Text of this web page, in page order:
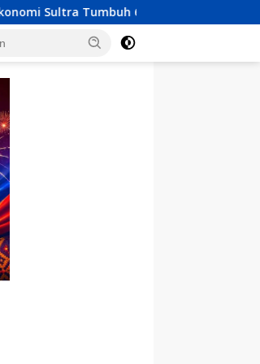
KUA-PPAS 2027 Resmi Diserahkan ke